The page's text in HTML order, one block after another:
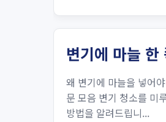
변기에 마늘 한
왜 변기에 마늘을 넣어
문 모음 변기 청소를 미
방법을 알려드립니...